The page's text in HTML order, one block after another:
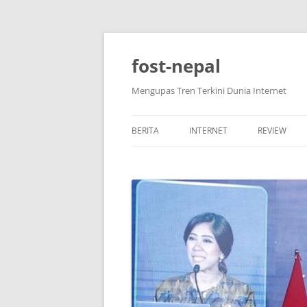
Skip
content
fost-nepal
Mengupas Tren Terkini Dunia Internet
BERITA INTERNET REVIEW